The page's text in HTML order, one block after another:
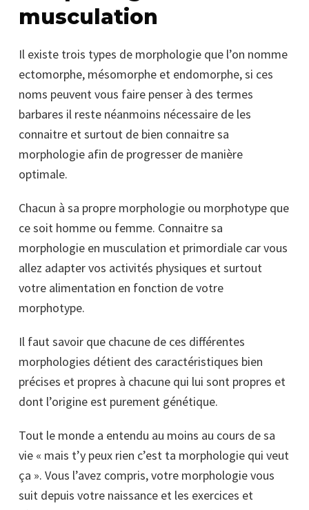
musculation
Il existe trois types de morphologie que l’on nomme
ectomorphe, mésomorphe et endomorphe, si ces
noms peuvent vous faire penser à des termes
barbares il reste néanmoins nécessaire de les
connaitre et surtout de bien connaitre sa
morphologie afin de progresser de manière
optimale.
Chacun à sa propre morphologie ou morphotype que
ce soit homme ou femme. Connaitre sa
morphologie en musculation et primordiale car vous
allez adapter vos activités physiques et surtout
votre alimentation en fonction de votre
morphotype.
Il faut savoir que chacune de ces différentes
morphologies détient des caractéristiques bien
précises et propres à chacune qui lui sont propres et
dont l’origine est purement génétique.
Tout le monde a entendu au moins au cours de sa
vie « mais t’y peux rien c’est ta morphologie qui veut
ça ». Vous l’avez compris, votre morphologie vous
suit depuis votre naissance et les exercices et